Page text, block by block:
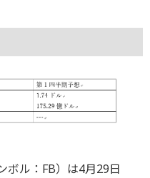
ボル：FB）は4月29日